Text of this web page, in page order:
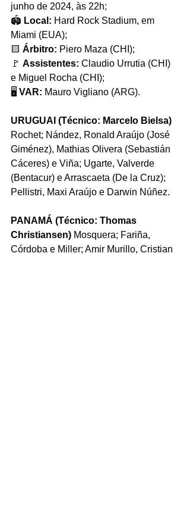
junho de 2024, às 22h;
🏟️ Local: Hard Rock Stadium, em
Miami (EUA);
🟨 Árbitro: Piero Maza (CHI);
🚩 Assistentes: Claudio Urrutia (CHI)
e Miguel Rocha (CHI);
🖥️ VAR: Mauro Vigliano (ARG).
URUGUAI (Técnico: Marcelo Bielsa)
Rochet; Nández, Ronald Araújo (José
Giménez), Mathias Olivera (Sebastián
Cáceres) e Viña; Ugarte, Valverde
(Bentacur) e Arrascaeta (De la Cruz);
Pellistri, Maxi Araújo e Darwin Núñez.
PANAMÁ (Técnico: Thomas
Christiansen) Mosquera; Fariña,
Córdoba e Miller; Amir Murillo, Cristian